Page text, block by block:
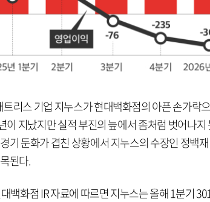
트리스 기업 지누스가 현대백화점의 아픈 손가락
이 지났지만 실적 부진의 늪에서 좀처럼 벗어나
기 둔화가 겹친 상황에서 지누스의 수장인 정백
된다.
백화점 IR 자료에 따르면 지누스는 올해 1분기